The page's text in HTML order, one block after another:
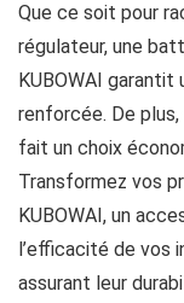
Que ce soit pour
régulateur, une
KUBOWAI
renforcée. De
fait un choix
Transformez vos
KUBOWAI, un
l’efficacité de vos
assurant leur